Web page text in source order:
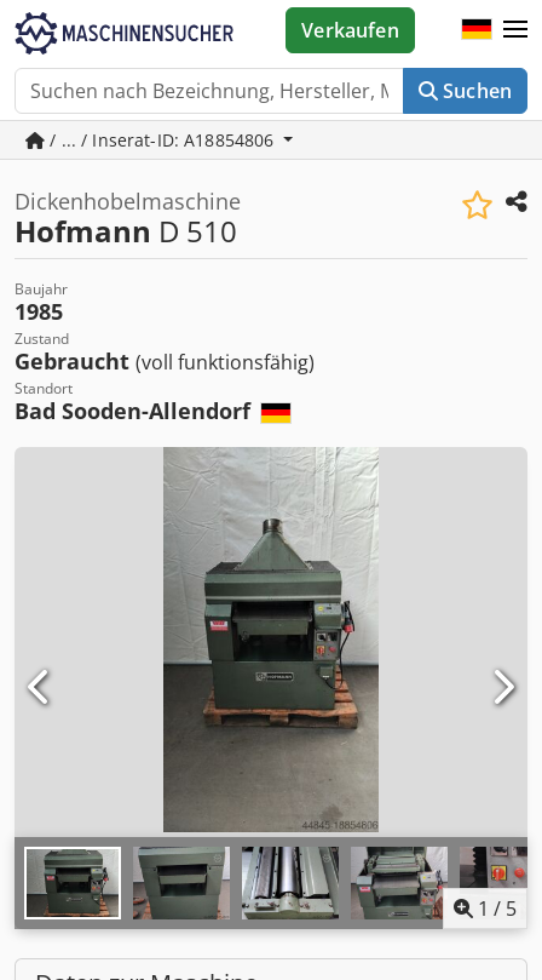
Suchen
Verkaufen
/ ... / Inserat-ID: A18854806
Dickenhobelmaschine
Hofmann D 510
Baujahr
1985
Zustand
Gebraucht (voll funktionsfähig)
Standort
Bad Sooden-Allendorf
1 / 5